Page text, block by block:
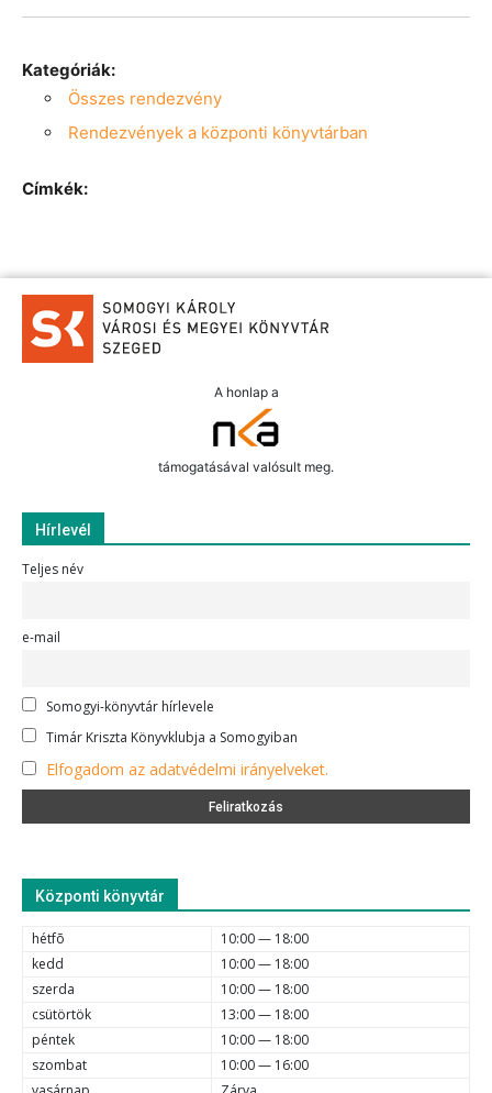
Kategóriák:
Összes rendezvény
Rendezvények a központi könyvtárban
Címkék:
A honlap a
támogatásával valósult meg.
Hírlevél
Teljes név
e-mail
Somogyi-könyvtár hírlevele
Timár Kriszta Könyvklubja a Somogyiban
Elfogadom az adatvédelmi irányelveket.
Központi könyvtár
hétfõ
10:00 — 18:00
kedd
10:00 — 18:00
szerda
10:00 — 18:00
csütörtök
13:00 — 18:00
péntek
10:00 — 18:00
szombat
10:00 — 16:00